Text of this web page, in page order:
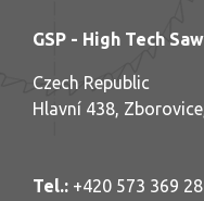
GSP - High Tech
Czech Republic
Hlavní 438,
Tel.: +420 573 369